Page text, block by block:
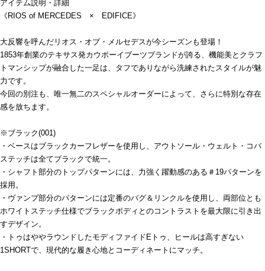
アイテム説明・詳細
《RIOS of MERCEDES × EDIFICE》
大反響を呼んだリオス・オブ・メルセデスが今シーズンも登場！
1853年創業のテキサス発カウボーイブーツブランドが誇る、機能美とクラフ
トマンシップが融合した一足は、タフでありながら洗練されたスタイルが魅
力です。
今回の別注も、唯一無二のスペシャルオーダーによって、さらに特別な存在
感を放ちます。
※ブラック(001)
・ベースはブラックカーフレザーを使用し、アウトソール・ウェルト・コバ
ステッチは全てブラックで統一。
・シャフト部分のトップパターンには、力強く躍動感のある＃19パターンを
採用。
・ヴァンプ部分のパターンには定番のバグ＆リンクルを使用し、両部位とも
ホワイトステッチ仕様でブラックボディとのコントラストを最大限に引き出
すデザイン。
・トゥはややラウンドしたモディファイドEトゥ、ヒールは高すぎない
1SHORTで、現代的な履き心地とコーディネートにマッチ。